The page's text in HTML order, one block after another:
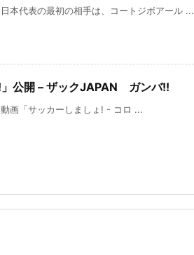
本代表の最初の相手は、コートジボアール ...
」公開 – ザックJAPAN ガンバ!!
画「サッカーしましょ! - コロ ...